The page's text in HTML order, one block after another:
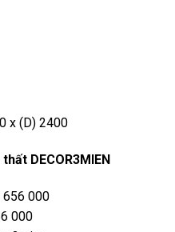
x (D) 2400
DECOR3MIEN
000
000